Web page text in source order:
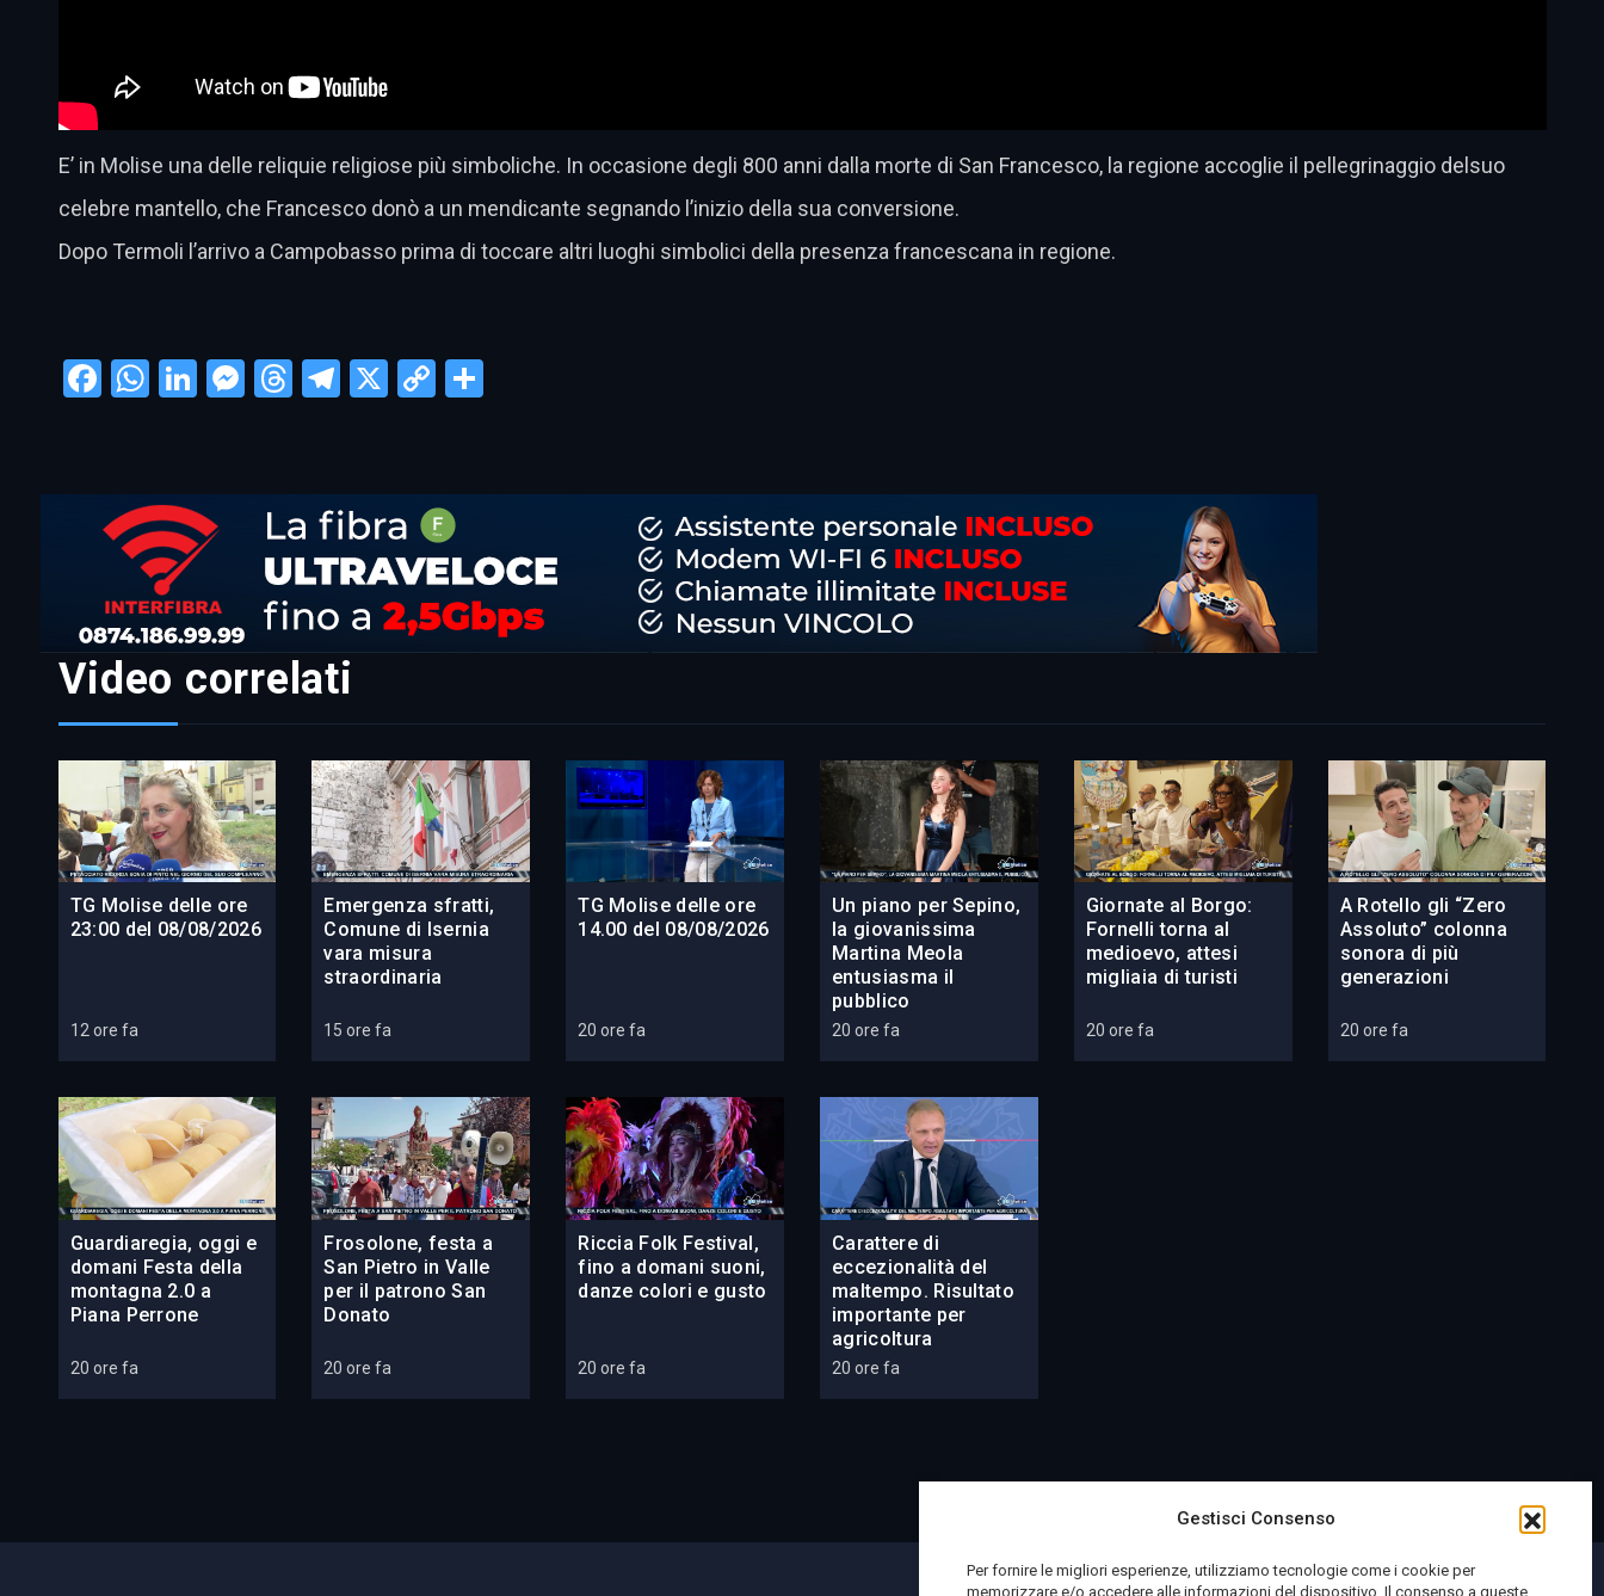
Gestisci Consenso
Per fornire le migliori esperienze, utilizziamo tecnologie come i cookie per
memorizzare e/o accedere alle informazioni del dispositivo. Il consenso a queste
E’ in Molise una delle reliquie religiose più simboliche. In occasione degli 800 anni dalla morte di San Francesco, la regione accoglie il pellegrinaggio delsuo
celebre mantello, che Francesco donò a un mendicante segnando l’inizio della sua conversione.
Dopo Termoli l’arrivo a Campobasso prima di toccare altri luoghi simbolici della presenza francescana in regione.
Facebook
WhatsApp
LinkedIn
Messenger
Threads
Telegram
X CopyCondividi
Video correlati
TG Molise delle ore
23:00 del 08/08/2026
12 ore fa
Emergenza sfratti,
Comune di Isernia
vara misura
straordinaria
15 ore fa
TG Molise delle ore
14.00 del 08/08/2026
20 ore fa
Un piano per Sepino,
la giovanissima
Martina Meola
entusiasma il
pubblico
20 ore fa
Giornate al Borgo:
Fornelli torna al
medioevo, attesi
migliaia di turisti
20 ore fa
A Rotello gli “Zero
Assoluto” colonna
sonora di più
generazioni
20 ore fa
Guardiaregia, oggi e
domani Festa della
montagna 2.0 a
Piana Perrone
20 ore fa
Frosolone, festa a
San Pietro in Valle
per il patrono San
Donato
20 ore fa
Riccia Folk Festival,
fino a domani suoni,
danze colori e gusto
20 ore fa
Carattere di
eccezionalità del
maltempo. Risultato
importante per
agricoltura
20 ore fa